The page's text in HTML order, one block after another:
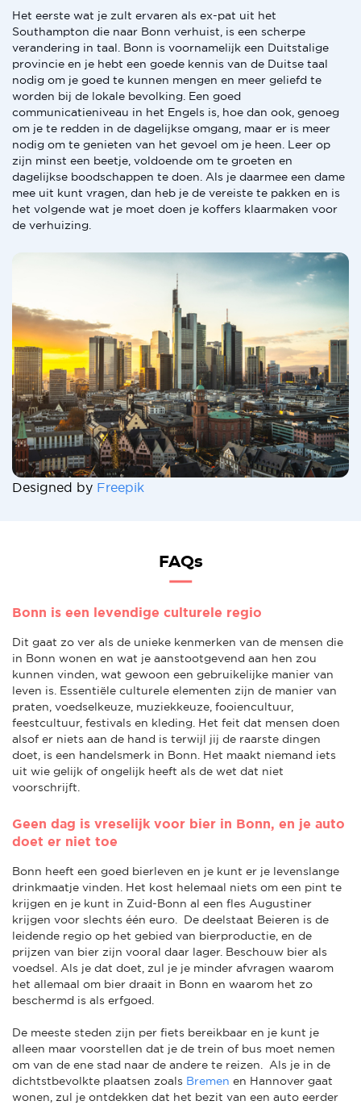
Het eerste wat je zult ervaren als ex-pat uit het
Southampton die naar Bonn verhuist, is een scherpe
verandering in taal. Bonn is voornamelijk een Duitstalige
provincie en je hebt een goede kennis van de Duitse taal
nodig om je goed te kunnen mengen en meer geliefd te
worden bij de lokale bevolking. Een goed
communicatieniveau in het Engels is, hoe dan ook, genoeg
om je te redden in de dagelijkse omgang, maar er is meer
nodig om te genieten van het gevoel om je heen. Leer op
zijn minst een beetje, voldoende om te groeten en
dagelijkse boodschappen te doen. Als je daarmee een dame
mee uit kunt vragen, dan heb je de vereiste te pakken en is
het volgende wat je moet doen je koffers klaarmaken voor
de verhuizing.
Designed by Freepik
FAQs
Bonn is een levendige culturele regio
Dit gaat zo ver als de unieke kenmerken van de mensen die
in Bonn wonen en wat je aanstootgevend aan hen zou
kunnen vinden, wat gewoon een gebruikelijke manier van
leven is. Essentiële culturele elementen zijn de manier van
praten, voedselkeuze, muziekkeuze, fooiencultuur,
feestcultuur, festivals en kleding. Het feit dat mensen doen
alsof er niets aan de hand is terwijl jij de raarste dingen
doet, is een handelsmerk in Bonn. Het maakt niemand iets
uit wie gelijk of ongelijk heeft als de wet dat niet
voorschrijft.
Geen dag is vreselijk voor bier in Bonn, en je auto
doet er niet toe
Bonn heeft een goed bierleven en je kunt er je levenslange
drinkmaatje vinden. Het kost helemaal niets om een pint te
krijgen en je kunt in Zuid-Bonn al een fles Augustiner
krijgen voor slechts één euro. De deelstaat Beieren is de
leidende regio op het gebied van bierproductie, en de
prijzen van bier zijn vooral daar lager. Beschouw bier als
voedsel. Als je dat doet, zul je je minder afvragen waarom
het allemaal om bier draait in Bonn en waarom het zo
beschermd is als erfgoed.
De meeste steden zijn per fiets bereikbaar en je kunt je
alleen maar voorstellen dat je de trein of bus moet nemen
om van de ene stad naar de andere te reizen. Als je in de
dichtstbevolkte plaatsen zoals Bremen en Hannover gaat
wonen, zul je ontdekken dat het bezit van een auto eerder